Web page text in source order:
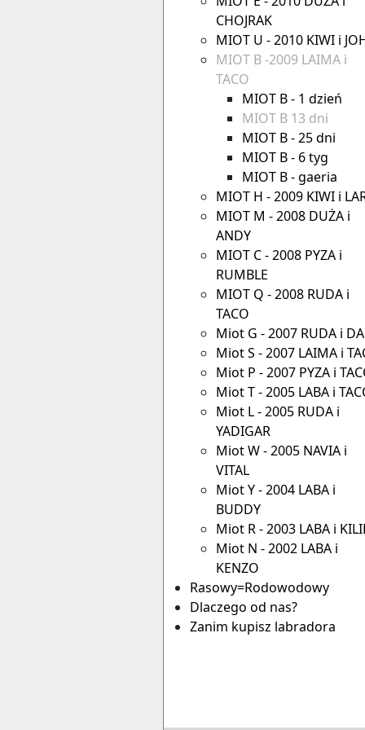
CHOJRAK
MIOT U - 2010 KIWI i
MIOT B -2009 LAIMA i
TACO
MIOT B - 1 dzień
MIOT B 13 dni
MIOT B - 25 dni
MIOT B - 6 tyg
MIOT B - gaeria
MIOT H - 2009 KIWI i
MIOT M - 2008 DUŻA i
ANDY
MIOT C - 2008 PYZA i
RUMBLE
MIOT Q - 2008 RUDA i
TACO
Miot G - 2007 RUDA i
Miot S - 2007 LAIMA i
Miot P - 2007 PYZA i
Miot T - 2005 LABA i
Miot L - 2005 RUDA i
YADIGAR
Miot W - 2005 NAVIA i
VITAL
Miot Y - 2004 LABA i
BUDDY
Miot R - 2003 LABA i
Miot N - 2002 LABA i
KENZO
Rasowy=Rodowodowy
Dlaczego od nas?
Zanim kupisz labradora